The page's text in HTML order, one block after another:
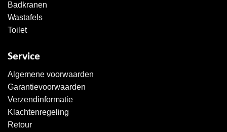
Badkranen
Wastafels
Toilet
Service
Algemene voorwaarden
Garantievoorwaarden
Verzendinformatie
Klachtenregeling
Retour